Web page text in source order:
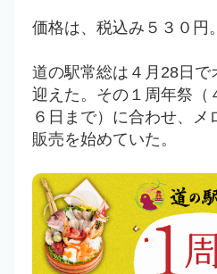
価格は、税込み５３０円。
道の駅常総は４月 28日で
迎えた。その１周年祭（
６日まで）に合わせ、メ
販売を始めていた。